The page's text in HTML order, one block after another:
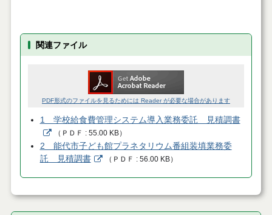
関連ファイル
PDF形式のファイルを見るためには Reader が必要な場合があります
1 学校給食費管理システム導入業務委託 見積調書
（ ＰＤＦ 55.00 KB）
2 能代市子ども館プラネタリウム番組装填業務委
託 見積調書
（ ＰＤＦ 56.00 KB）